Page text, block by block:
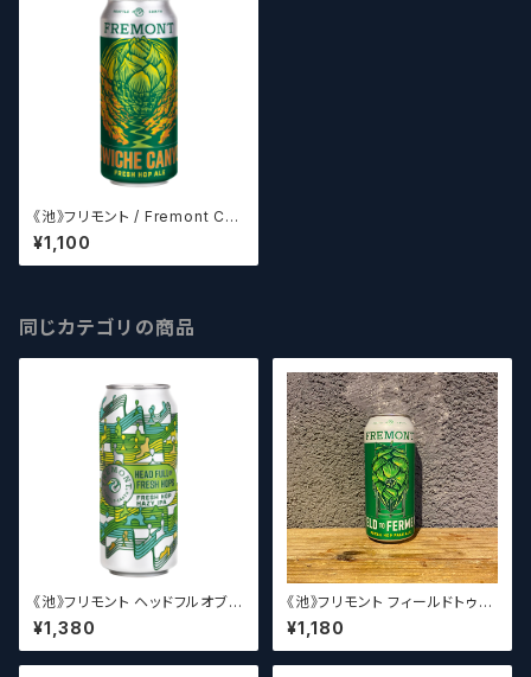
《池》フリモント / Fremont Co
wiche Canyon Organic Fre
sh Hop Pale Ale 【クラフトビ
ールシザーズ】
¥1,100
同じカテゴリの商品
《池》フリモント ヘッドフルオブダ
イナマイト Fremont HEAD
FULL OF FRESH HOPS【クラ
フトビールシザーズ】
¥1,380
《池》フリモント フィールドトゥフ
ァーメント / Fremont Field to
Ferment fresh hop pale al
e【クラフトビールシザーズ】
¥1,180